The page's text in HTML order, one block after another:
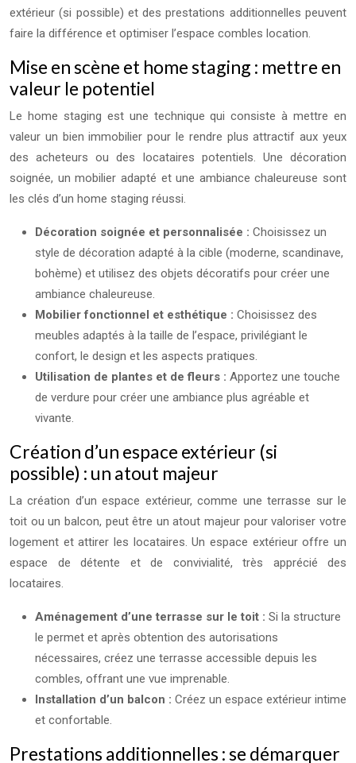
extérieur (si possible) et des prestations additionnelles peuvent
faire la différence et optimiser l’espace combles location.
Mise en scène et home staging : mettre en
valeur le potentiel
Le home staging est une technique qui consiste à mettre en
valeur un bien immobilier pour le rendre plus attractif aux yeux
des acheteurs ou des locataires potentiels. Une décoration
soignée, un mobilier adapté et une ambiance chaleureuse sont
les clés d’un home staging réussi.
Décoration soignée et personnalisée : Choisissez un
style de décoration adapté à la cible (moderne, scandinave,
bohème) et utilisez des objets décoratifs pour créer une
ambiance chaleureuse.
Mobilier fonctionnel et esthétique : Choisissez des
meubles adaptés à la taille de l’espace, privilégiant le
confort, le design et les aspects pratiques.
Utilisation de plantes et de fleurs : Apportez une touche
de verdure pour créer une ambiance plus agréable et
vivante.
Création d’un espace extérieur (si
possible) : un atout majeur
La création d’un espace extérieur, comme une terrasse sur le
toit ou un balcon, peut être un atout majeur pour valoriser votre
logement et attirer les locataires. Un espace extérieur offre un
espace de détente et de convivialité, très apprécié des
locataires.
Aménagement d’une terrasse sur le toit : Si la structure
le permet et après obtention des autorisations
nécessaires, créez une terrasse accessible depuis les
combles, offrant une vue imprenable.
Installation d’un balcon : Créez un espace extérieur intime
et confortable.
Prestations additionnelles : se démarquer